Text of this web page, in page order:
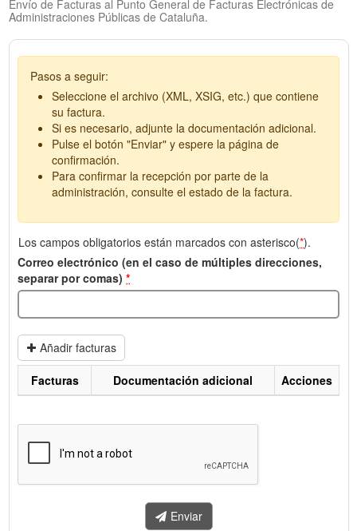
Envío de Facturas al Punto General de Facturas Electrónicas de
Administraciones Públicas de Cataluña.
Pasos a seguir:
Seleccione el archivo (XML, XSIG, etc.) que contiene
su factura.
Si es necesario, adjunte la documentación adicional.
Pulse el botón "Enviar" y espere la página de
confirmación.
Para confirmar la recepción por parte de la
administración, consulte el estado de la factura.
Los campos obligatorios están marcados con asterisco(*).
Correo electrónico (en el caso de múltiples direcciones,
separar por comas) *
Añadir facturas
enviar.
Facturas Documentación adicional Acciones
Enviar